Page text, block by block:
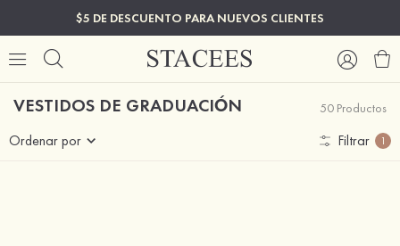
$5 DE DESCUENTO PARA NUEVOS CLIENTES
VESTIDOS DE GRADUACIÓN 50 Productos
Ordenar por Filtrar 1